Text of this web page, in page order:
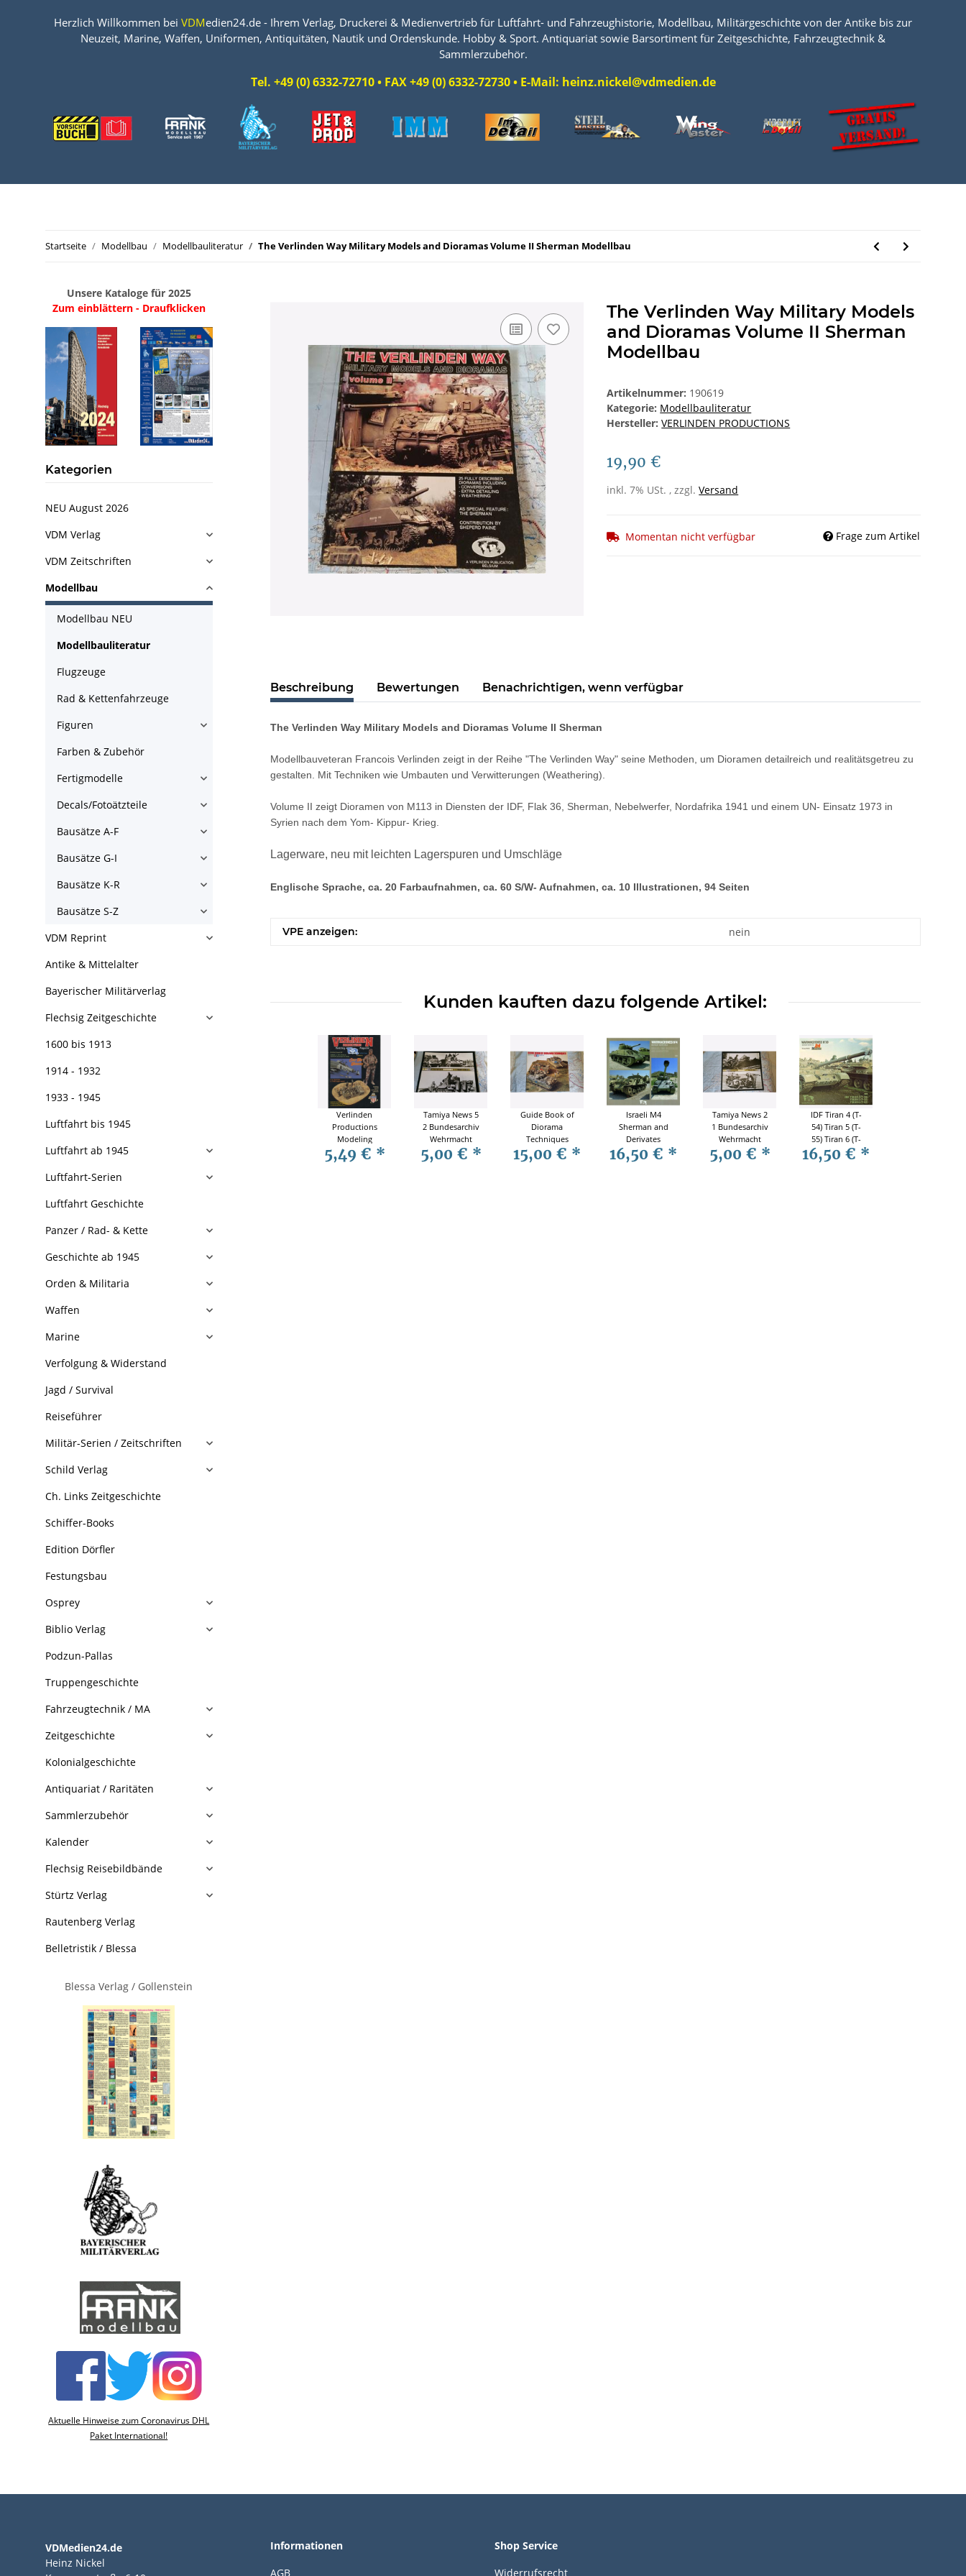
Herzlich Willkommen bei VDMedien24.de - Ihrem Verlag, Druckerei & Medienvertrieb für Luftfahrt- und Fahrzeughistorie, Modellbau, Militärgeschichte von der Antike bis zur
Neuzeit, Marine, Waffen, Uniformen, Antiquitäten, Nautik und Ordenskunde. Hobby & Sport. Antiquariat sowie Barsortiment für Zeitgeschichte, Fahrzeugtechnik &
Sammlerzubehör.
Tel. +49 (0) 6332-72710 • FAX +49 (0) 6332-72730 • E-Mail: heinz.nickel@vdmedien.de
Startseite Modellbau Modellbauliteratur The Verlinden Way Military Models and Dioramas Volume II Sherman Modellbau
The Verlinden Way Military Models
and Dioramas Volume II Sherman
Modellbau
Artikelnummer: 190619
Kategorie: Modellbauliteratur
Hersteller: VERLINDEN PRODUCTIONS
19,90 €
inkl. 7% USt. , zzgl.Versand
Momentan nicht verfügbar Frage zum Artikel
Beschreibung Bewertungen Benachrichtigen, wenn verfügbar
The Verlinden Way Military Models and Dioramas Volume II Sherman
Modellbauveteran Francois Verlinden zeigt in der Reihe "The Verlinden Way" seine Methoden, um Dioramen detailreich und realitätsgetreu zu
gestalten. Mit Techniken wie Umbauten und Verwitterungen (Weathering).
Volume II zeigt Dioramen von M113 in Diensten der IDF, Flak 36, Sherman, Nebelwerfer, Nordafrika 1941 und einem UN- Einsatz 1973 in
Syrien nach dem Yom- Kippur- Krieg.
Lagerware, neu mit leichten Lagerspuren und Umschläge
Englische Sprache, ca. 20 Farbaufnahmen, ca. 60 S/W- Aufnahmen, ca. 10 Illustrationen, 94 Seiten
VPE anzeigen: nein
Kunden kauften dazu folgende Artikel:
Verlinden
Productions
Modeling
Magazine
Volume 2
5,49 € *
Tamiya News 5
2 Bundesarchiv
Wehrmacht
Originalaufnahmen
5,00 € *
Guide Book of
Diorama
Techniques
Tamiya
Modellbau
15,00 € *
Israeli M4
Sherman and
Derivates
Warmachines
N°4 Military
16,50 € *
Tamiya News 2
1 Bundesarchiv
Wehrmacht
Originalaufnahmen
5,00 € *
IDF Tiran 4 (T-
54) Tiran 5 (T-
55) Tiran 6 (T-
64)
Warmachines
16,50 € *
Unsere Kataloge für 2025
Zum einblättern - Draufklicken
Kategorien
NEU August 2026
VDM Verlag
VDM Zeitschriften
Modellbau
Modellbau NEU
Modellbauliteratur
Flugzeuge
Rad & Kettenfahrzeuge
Figuren
Farben & Zubehör
Fertigmodelle
Decals/Fotoätzteile
Bausätze A-F
Bausätze G-I
Bausätze K-R
Bausätze S-Z
VDM Reprint
Antike & Mittelalter
Bayerischer Militärverlag
Flechsig Zeitgeschichte
1600 bis 1913
1914 - 1932
1933 - 1945
Luftfahrt bis 1945
Luftfahrt ab 1945
Luftfahrt-Serien
Luftfahrt Geschichte
Panzer / Rad- & Kette
Geschichte ab 1945
Orden & Militaria
Waffen
Marine
Verfolgung & Widerstand
Jagd / Survival
Reiseführer
Militär-Serien / Zeitschriften
Schild Verlag
Ch. Links Zeitgeschichte
Schiffer-Books
Edition Dörfler
Festungsbau
Osprey
Biblio Verlag
Podzun-Pallas
Truppengeschichte
Fahrzeugtechnik / MA
Zeitgeschichte
Kolonialgeschichte
Antiquariat / Raritäten
Sammlerzubehör
Kalender
Flechsig Reisebildbände
Stürtz Verlag
Rautenberg Verlag
Belletristik / Blessa
Blessa Verlag / Gollenstein
Aktuelle Hinweise zum Coronavirus DHL
Paket International!
VDMedien24.de
Heinz Nickel
Informationen
AGB
Shop Service
Widerrufsrecht